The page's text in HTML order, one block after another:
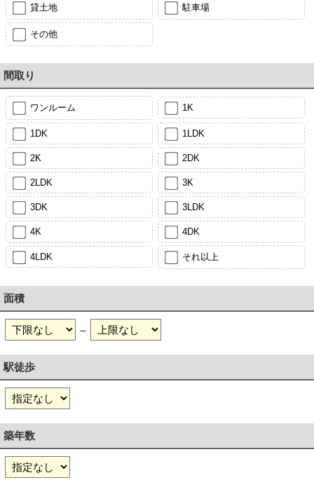
貸土地 駐車場
その他
間取り
ワンルーム 1K
1DK 1LDK
2K 2DK
2LDK 3K
3DK 3LDK
4K 4DK
4LDK それ以上
面積
～
駅徒歩
築年数